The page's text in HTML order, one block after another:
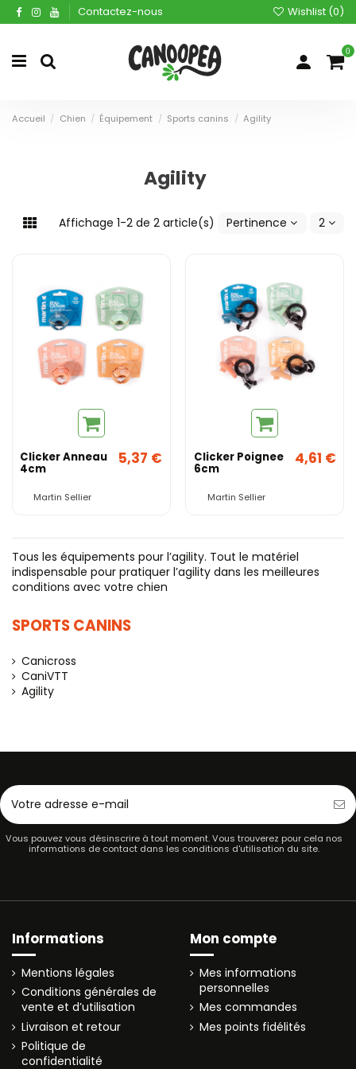
Contactez-nous Wishlist (0)
0
Accueil Chien Équipement Sports canins Agility
Agility
Affichage 1-2 de 2 article(s) Pertinence 2
Clicker Anneau
4cm
Martin Sellier
5,37 € Clicker Poignee
6cm
Martin Sellier
4,61 €
Tous les équipements pour l’agility. Tout le matériel
indispensable pour pratiquer l’agility dans les meilleures
conditions avec votre chien
SPORTS CANINS
Canicross
CaniVTT
Agility
Vous pouvez vous désinscrire à tout moment. Vous trouverez pour cela nos
informations de contact dans les conditions d'utilisation du site.
Informations
Mentions légales
Conditions générales de
vente et d’utilisation
Livraison et retour
Politique de
confidentialité
Mon compte
Mes informations
personnelles
Mes commandes
Mes points fidélités